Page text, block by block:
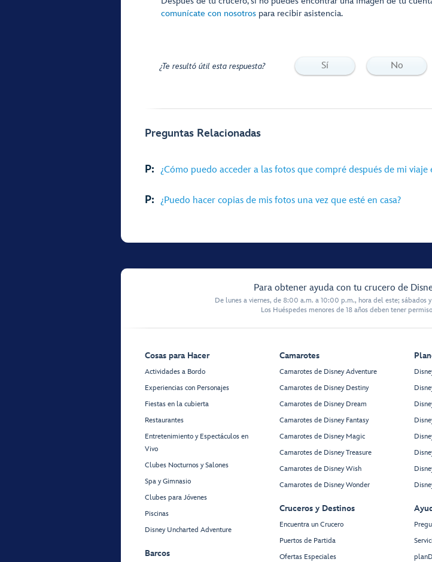
comunícate con nosotros para recibir asistencia.
¿Te resultó útil esta respuesta? Sí No
Preguntas Relacionadas
P: ¿Cómo puedo acceder a las fotos que compré después de mi viaje
P: ¿Puedo hacer copias de mis fotos una vez que esté en casa?
Para obtener ayuda con tu crucero de
De lunes a viernes, de 8:00 a.m. a 10:00 p.m., hora del este;
Los Huéspedes menores de 18 años deben tener
Cosas para Hacer
Actividades a Bordo
Experiencias con Personajes
Fiestas en la cubierta
Restaurantes
Entretenimiento y Espectáculos en
Vivo
Clubes Nocturnos y Salones
Spa y Gimnasio
Clubes para Jóvenes
Piscinas
Disney Uncharted Adventure
Barcos
Camarotes
Camarotes de Disney Adventure
Camarotes de Disney Destiny
Camarotes de Disney Dream
Camarotes de Disney Fantasy
Camarotes de Disney Magic
Camarotes de Disney Treasure
Camarotes de Disney Wish
Camarotes de Disney Wonder
Cruceros y Destinos
Encuentra un Crucero
Puertos de Partida
Ofertas Especiales